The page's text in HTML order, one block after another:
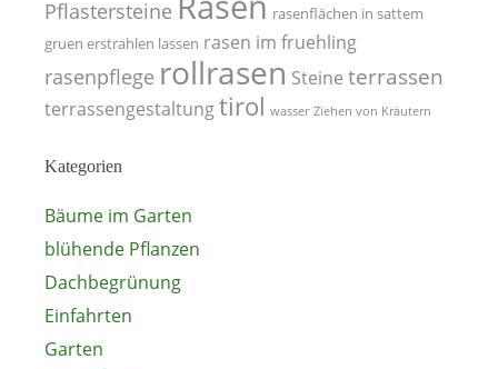
Pflastersteine
rasenflächen in sattem
gruen erstrahlen lassen rasen im fruehling
rasenpflege rollrasen Steine terrassen
terrassengestaltungtirol wasser Ziehen von Kräutern
Kategorien
Bäume im Garten
blühende Pflanzen
Dachbegrünung
Einfahrten
Garten